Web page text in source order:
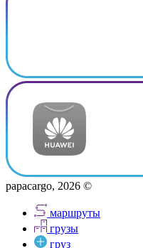
papacargo, 2026 ©
маршруты
грузы
груз